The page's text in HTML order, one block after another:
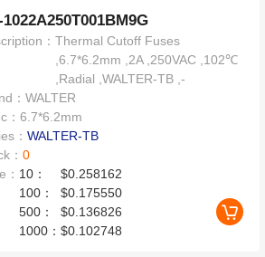
：Thermal Cutoff Fuses
,6.7*6.2mm ,2A ,250VAC ,102℃
,Radial ,WALTER-TB ,-
：WALTER
：6.7*6.2mm
：WALTER-TB
：0
： 10：
$0.258162
100：
$0.175550
500：
$0.136826
1000：$0.102748